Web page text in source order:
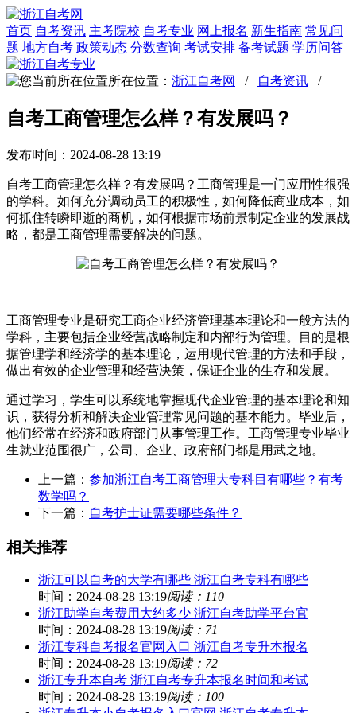
首页 自考资讯 主考院校 自考专业 网上报名 新生指南 常见问
题 地方自考 政策动态 分数查询 考试安排 备考试题 学历问答
所在位置： 浙江自考网 / 自考资讯 /
自考工商管理怎么样？有发展吗？
发布时间：2024-08-28 13:19
自考工商管理怎么样？有发展吗？工商管理是一门应用性很强
的学科。如何充分调动员工的积极性，如何降低商业成本，如
何抓住转瞬即逝的商机，如何根据市场前景制定企业的发展战
略，都是工商管理需要解决的问题。
工商管理专业是研究工商企业经济管理基本理论和一般方法的
学科，主要包括企业经营战略制定和内部行为管理。目的是根
据管理学和经济学的基本理论，运用现代管理的方法和手段，
做出有效的企业管理和经营决策，保证企业的生存和发展。
通过学习，学生可以系统地掌握现代企业管理的基本理论和知
识，获得分析和解决企业管理常见问题的基本能力。毕业后，
他们经常在经济和政府部门从事管理工作。工商管理专业毕业
生就业范围很广，公司、企业、政府部门都是用武之地。
上一篇： 参加浙江自考工商管理大专科目有哪些？有考
数学吗？
下一篇： 自考护士证需要哪些条件？
相关推荐
浙江可以自考的大学有哪些 浙江自考专科有哪些
时间：2024-08-28 13:19阅读：110
浙江助学自考费用大约多少 浙江自考助学平台官
时间：2024-08-28 13:19阅读：71
浙江专科自考报名官网入口 浙江自考专升本报名
时间：2024-08-28 13:19阅读：72
浙江专升本自考 浙江自考专升本报名时间和考试
时间：2024-08-28 13:19阅读：100